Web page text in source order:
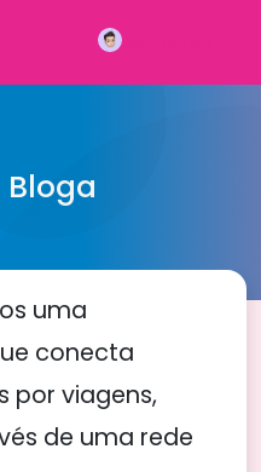
Bloga
uma
conecta
por viagens,
de uma rede